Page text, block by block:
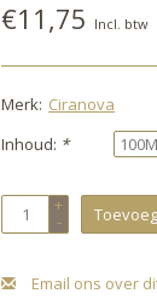
€11,75 Incl. btw
Merk: Ciranova
Inhoud: *
+
-
Email ons over